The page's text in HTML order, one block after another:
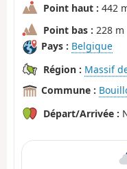
Point haut : 442
Point bas : 228 m
Pays : Belgique
Région : Massif
Commune :
Départ/Arrivée :